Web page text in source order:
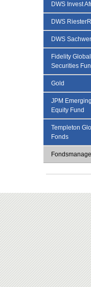
DWS Invest
DWS
DWS
Fidelity
Securities
Gold
JPM
Equity Fund
Templeton
Fonds